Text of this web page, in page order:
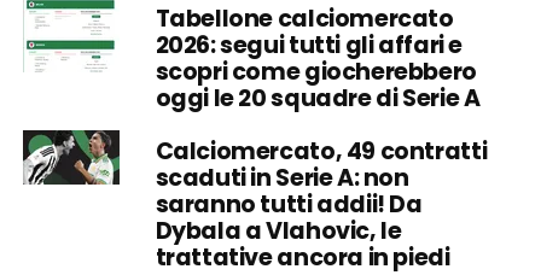
Tabellone calciomercato
2026: segui tutti gli affari e
scopri come giocherebbero
oggi le 20 squadre di Serie A
Calciomercato, 49 contratti
scaduti in Serie A: non
saranno tutti addii! Da
Dybala a Vlahovic, le
trattative ancora in piedi